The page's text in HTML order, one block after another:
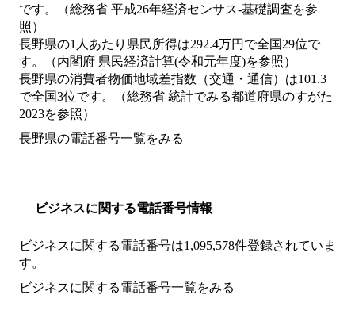
です。（総務省 平成26年経済センサス‐基礎調査を参
照）
長野県の1人あたり県民所得は292.4万円で全国29位で
す。（内閣府 県民経済計算(令和元年度)を参照）
長野県の消費者物価地域差指数（交通・通信）は101.3
で全国3位です。（総務省 統計でみる都道府県のすがた
2023を参照）
長野県の電話番号一覧をみる
ビジネスに関する電話番号情報
ビジネスに関する電話番号は1,095,578件登録されていま
す。
ビジネスに関する電話番号一覧をみる